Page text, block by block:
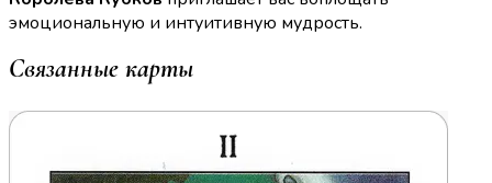
эмоциональную и интуитивную мудрость.
Связанные карты